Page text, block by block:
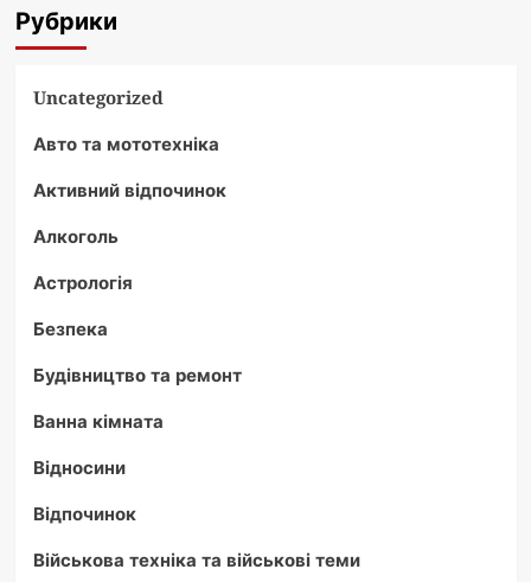
Рубрики
Uncategorized
Авто та мототехніка
Активний відпочинок
Алкоголь
Астрологія
Безпека
Будівництво та ремонт
Ванна кімната
Відносини
Відпочинок
Військова техніка та військові теми